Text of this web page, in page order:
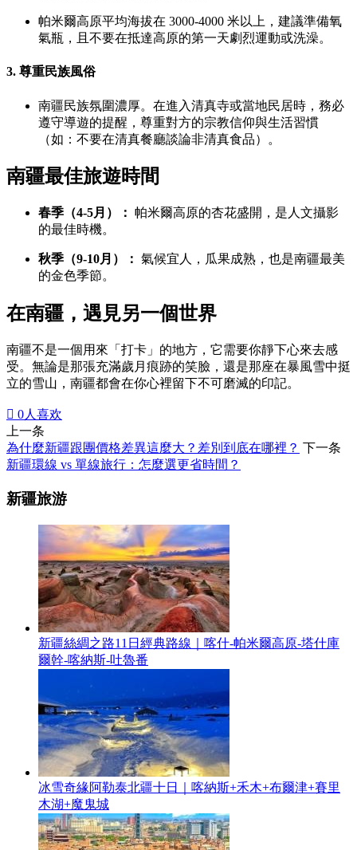
帕米爾高原平均海拔在 3000-4000 米以上，建議準備氧
氣瓶，且不要在抵達高原的第一天劇烈運動或洗澡。
3. 尊重民族風俗
南疆民族氛圍濃厚。在進入清真寺或當地民居時，務必
遵守導遊的提醒，尊重對方的宗教信仰與生活習慣
（如：不要在清真餐廳談論非清真食品）。
南疆最佳旅遊時間
春季（4-5月）： 帕米爾高原的杏花盛開，是人文攝影
的最佳時機。
秋季（9-10月）： 氣候宜人，瓜果成熟，也是南疆最美
的金色季節。
在南疆，遇見另一個世界
南疆不是一個用來「打卡」的地方，它需要你靜下心來去感
受。無論是那張充滿歲月痕跡的笑臉，還是那座在暴風雪中挺
立的雪山，南疆都會在你心裡留下不可磨滅的印記。
 0人喜欢
上一条
為什麼新疆跟團價格差異這麼大？差別到底在哪裡？ 下一条
新疆環線 vs 單線旅行：怎麼選更省時間？
新疆旅游
新疆絲綢之路11日經典路線｜喀什-帕米爾高原-塔什庫
爾幹-喀納斯-吐魯番
冰雪奇緣阿勒泰北疆十日｜喀納斯+禾木+布爾津+賽里
木湖+魔鬼城